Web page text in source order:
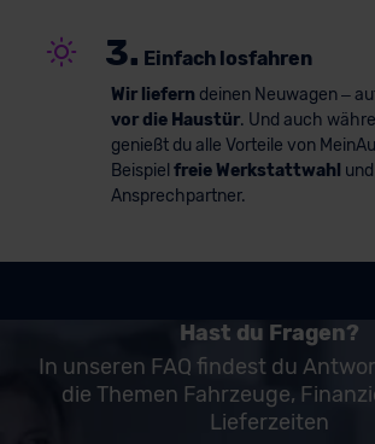
3. Einfach losfahren
Wir liefern deinen Neuwagen –
vor die Haustür. Und auch
genießt du alle Vorteile von
Beispiel freie Werkstattwahl
Ansprechpartner.
Hast du Fragen?
In unseren FAQ findest du
die Themen Fahrzeuge,
Lieferzeiten